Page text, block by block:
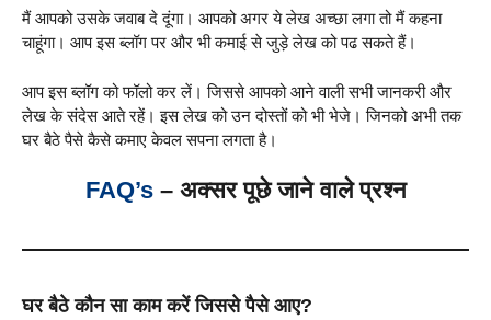
मैं आपको उसके जवाब दे दूंगा। आपको अगर ये लेख अच्छा लगा तो मैं कहना
चाहूंगा। आप इस ब्लॉग पर और भी कमाई से जुड़े लेख को पढ सकते हैं।
आप इस ब्लॉग को फॉलो कर लें। जिससे आपको आने वाली सभी जानकरी और
लेख के संदेस आते रहें। इस लेख को उन दोस्तों को भी भेजे। जिनको अभी तक
घर बैठे पैसे कैसे कमाए केवल सपना लगता है।
FAQ’s – अक्सर पूछे जाने वाले प्रश्न
घर बैठे कौन सा काम करें जिससे पैसे आए?